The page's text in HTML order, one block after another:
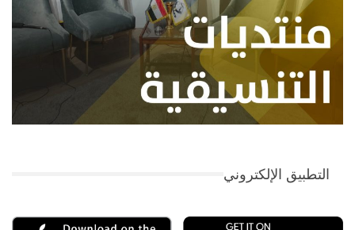
التطبيق الإلكتروني